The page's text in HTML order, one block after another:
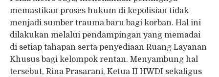
memastikan proses hukum di kepolisian tidak
menjadi sumber trauma baru bagi korban. Hal ini
dilakukan melalui pendampingan yang memadai
di setiap tahapan serta penyediaan Ruang Layanan
Khusus bagi kelompok rentan. Menyambung hal
tersebut, Rina Prasarani, Ketua II HWDI sekaligus